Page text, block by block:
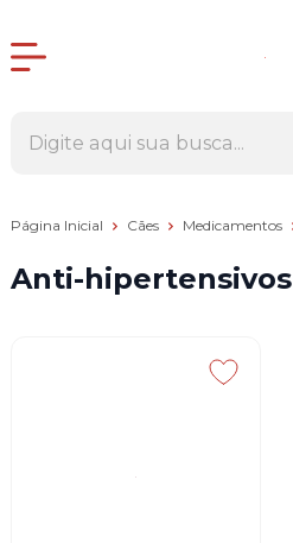
Página Inicial Cães Medicamentos
Anti-hipertensivos